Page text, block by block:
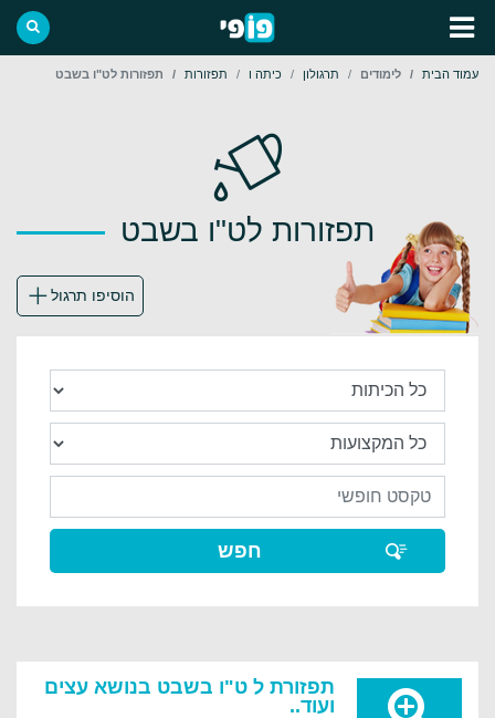
עמוד הבית לימודים תרגולון כיתה ו תפזורות תפזורות לט"ו בשבט
תפזורות לט"ו בשבט
הוסיפו תרגול
תפזורת ל ט"ו בשבט בנושא עצים
ועוד..